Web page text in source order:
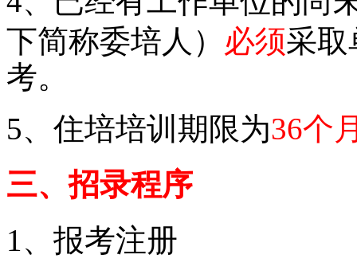
下简称委培人） 必须采取
考。
5、 住培培训期限为36个
三、招录程序
1、 报考注册